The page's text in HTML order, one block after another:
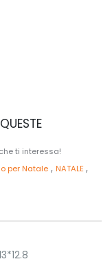
ti interessa!
per Natale , NATALE,